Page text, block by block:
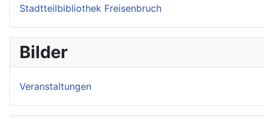
Stadtteilbibliothek Freisenbruch
Bilder
Veranstaltungen